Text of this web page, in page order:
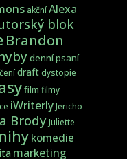
akční Alexa
blok
Brandon
denní psaní
draft dystopie
film filmy
iWriterlyJericho
BrodyJuliette
komedie
marketing